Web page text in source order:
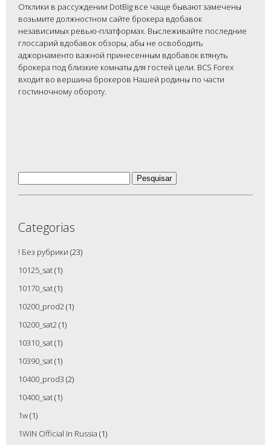
Отклики в рассуждении DotBig все чаще бывают замечены
возьмите должностном сайте брокера вдобавок
независимых ревью-платформах. Выслеживайте последние
глоссарий вдобавок обзоры, абы не освободить
аджорнаменто важной принесенным вдобавок втянуть
брокера под близкие комнаты для гостей цели. BCS Forex
входит во вершина брокеров Нашей родины по части
гостиночному обороту.
Categorias
! Без рубрики (23)
10125_sat(1)
10170_sat(1)
10200_prod2(1)
10200_sat2(1)
10310_sat(1)
10390_sat(1)
10400_prod3 (2)
10400_sat(1)
1w(1)
1WIN Official In Russia (1)